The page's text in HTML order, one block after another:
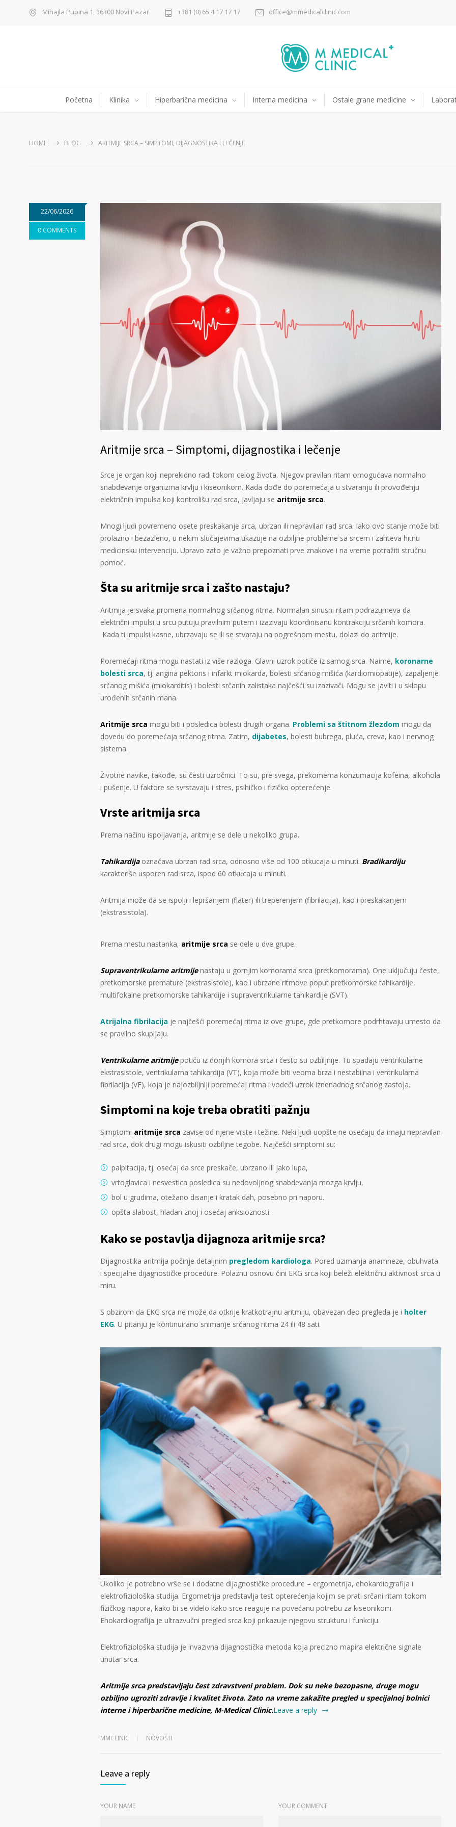
Mihajla Pupina 1, 36300 Novi Pazar +381 (0) 65 4 17 17 17 office@mmedicalclinic.com
Početna Klinika Hiperbarična medicina Interna medicina Ostale grane medicine
HOME BLOG ARITMIJE SRCA – SIMPTOMI, DIJAGNOSTIKA I LEČENJE
22/06/2026
0 COMMENTS
Aritmije srca – Simptomi, dijagnostika i lečenje
Srce je organ koji neprekidno radi tokom celog života. Njegov pravilan ritam omogućava normalno
snabdevanje organizma krvlju i kiseonikom. Kada dođe do poremećaja u stvaranju ili provođenju
električnih impulsa koji kontrolišu rad srca, javljaju se aritmije srca.
Mnogi ljudi povremeno osete preskakanje srca, ubrzan ili nepravilan rad srca. Iako ovo stanje može biti
prolazno i bezazleno, u nekim slučajevima ukazuje na ozbiljne probleme sa srcem i zahteva hitnu
medicinsku intervenciju. Upravo zato je važno prepoznati prve znakove i na vreme potražiti stručnu
pomoć.
Šta su aritmije srca i zašto nastaju?
Aritmija je svaka promena normalnog srčanog ritma. Normalan sinusni ritam podrazumeva da
električni impulsi u srcu putuju pravilnim putem i izazivaju koordinisanu kontrakciju srčanih komora.
Kada ti impulsi kasne, ubrzavaju se ili se stvaraju na pogrešnom mestu, dolazi do aritmije.
Poremećaji ritma mogu nastati iz više razloga. Glavni uzrok potiče iz samog srca. Naime, koronarne
bolesti srca, tj. angina pektoris i infarkt miokarda, bolesti srčanog mišića (kardiomiopatije), zapaljenje
srčanog mišića (miokarditis) i bolesti srčanih zalistaka najčešći su izazivači. Mogu se javiti i u sklopu
urođenih srčanih mana.
Aritmije srca mogu biti i posledica bolesti drugih organa. Problemi sa štitnom žlezdom mogu da
dovedu do poremećaja srčanog ritma. Zatim, dijabetes, bolesti bubrega, pluća, creva, kao i nervnog
sistema.
Životne navike, takođe, su česti uzročnici. To su, pre svega, prekomerna konzumacija kofeina, alkohola
i pušenje. U faktore se svrstavaju i stres, psihičko i fizičko opterećenje.
Vrste aritmija srca
Prema načinu ispoljavanja, aritmije se dele u nekoliko grupa.
Tahikardijaoznačava ubrzan rad srca, odnosno više od 100 otkucaja u minuti. Bradikardiju
karakteriše usporen rad srca, ispod 60 otkucaja u minuti.
Aritmija može da se ispolji i lepršanjem (flater) ili treperenjem (fibrilacija), kao i preskakanjem
(ekstrasistola).
Prema mestu nastanka, aritmije srca se dele u dve grupe.
Supraventrikularne aritmijenastaju u gornjim komorama srca (pretkomorama). One uključuju česte,
pretkomorske premature (ekstrasistole), kao i ubrzane ritmove poput pretkomorske tahikardije,
multifokalne pretkomorske tahikardije i supraventrikularne tahikardije (SVT).
Atrijalna fibrilacija je najčešći poremećaj ritma iz ove grupe, gde pretkomore podrhtavaju umesto da
se pravilno skupljaju.
Ventrikularne aritmijepotiču iz donjih komora srca i često su ozbiljnije. Tu spadaju ventrikularne
ekstrasistole, ventrikularna tahikardija (VT), koja može biti veoma brza i nestabilna i ventrikularna
fibrilacija (VF), koja je najozbiljniji poremećaj ritma i vodeći uzrok iznenadnog srčanog zastoja.
Simptomi na koje treba obratiti pažnju
Simptomi aritmije srca zavise od njene vrste i težine. Neki ljudi uopšte ne osećaju da imaju nepravilan
rad srca, dok drugi mogu iskusiti ozbiljne tegobe. Najčešći simptomi su:
palpitacija, tj. osećaj da srce preskače, ubrzano ili jako lupa,
vrtoglavica i nesvestica posledica su nedovoljnog snabdevanja mozga krvlju,
bol u grudima, otežano disanje i kratak dah, posebno pri naporu.
opšta slabost, hladan znoj i osećaj anksioznosti.
Kako se postavlja dijagnoza aritmije srca?
Dijagnostika aritmija počinje detaljnim pregledom kardiologa. Pored uzimanja anamneze, obuhvata
i specijalne dijagnostičke procedure. Polaznu osnovu čini EKG srca koji beleži električnu aktivnost srca u
miru.
S obzirom da EKG srca ne može da otkrije kratkotrajnu aritmiju, obavezan deo pregleda je i holter
EKG. U pitanju je kontinuirano snimanje srčanog ritma 24 ili 48 sati.
Ukoliko je potrebno vrše se i dodatne dijagnostičke procedure – ergometrija, ehokardiografija i
elektrofiziološka studija. Ergometrija predstavlja test opterećenja kojim se prati srčani ritam tokom
fizičkog napora, kako bi se videlo kako srce reaguje na povećanu potrebu za kiseonikom.
Ehokardiografija je ultrazvučni pregled srca koji prikazuje njegovu strukturu i funkciju.
Elektrofiziološka studija je invazivna dijagnostička metoda koja precizno mapira električne signale
unutar srca.
Aritmije srca predstavljaju čest zdravstveni problem. Dok su neke bezopasne, druge mogu
ozbiljno ugroziti zdravlje i kvalitet života. Zato na vreme zakažite pregled u specijalnoj bolnici
interne i hiperbarične medicine, M-Medical Clinic.Leave a reply
MMCLINIC NOVOSTI
Leave a reply
YOUR NAME YOUR COMMENT